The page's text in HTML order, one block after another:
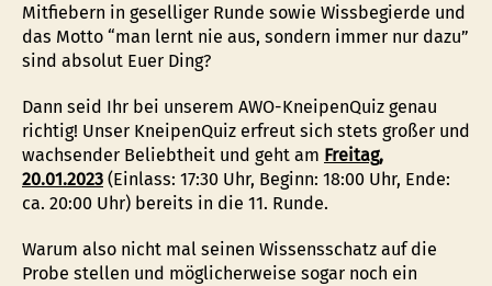
Mitfiebern in geselliger Runde sowie Wissbegierde und
das Motto “man lernt nie aus, sondern immer nur dazu”
sind absolut Euer Ding?
Dann seid Ihr bei unserem AWO-KneipenQuiz genau
richtig! Unser KneipenQuiz erfreut sich stets großer und
wachsender Beliebtheit und geht am Freitag,
20.01.2023 (Einlass: 17:30 Uhr, Beginn: 18:00 Uhr, Ende:
ca. 20:00 Uhr) bereits in die 11. Runde.
Warum also nicht mal seinen Wissensschatz auf die
Probe stellen und möglicherweise sogar noch ein